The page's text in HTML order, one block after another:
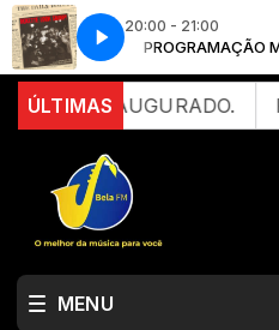
20:00 - 21:00
PROGRAMAÇÃO
Roxette - Listen To
SEM PARAR
ÚLTIMAS
É INAUGURADO.
MENU